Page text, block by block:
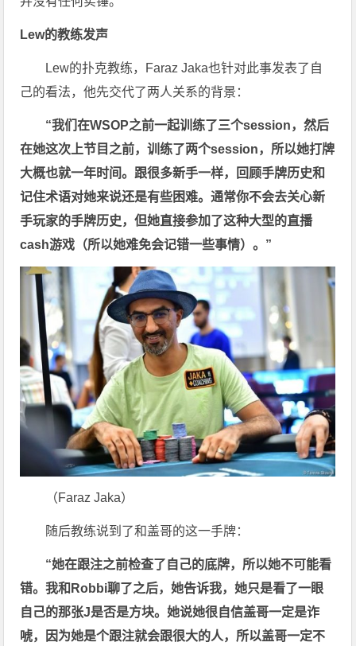
Lew的教练发声
Lew的扑克教练，Faraz Jaka也针对此事发表了自
己的看法，他先交代了两人关系的背景：
“我们在WSOP之前一起训练了三个session，然后
在她这次上节目之前，训练了两个session，所以她打牌
大概也就一年时间。跟很多新手一样，回顾手牌历史和
记住术语对她来说还是有些困难。通常你不会去关心新
手玩家的手牌历史，但她直接参加了这种大型的直播
cash游戏（所以她难免会记错一些事情）。”
（Faraz Jaka）
随后教练说到了和盖哥的这一手牌：
“她在跟注之前检查了自己的底牌，所以她不可能看
错。我和Robbi聊了之后，她告诉我，她只是看了一眼
自己的那张J是否是方块。她说她很自信盖哥一定是诈
唬，因为她是个跟注就会跟很大的人，所以盖哥一定不